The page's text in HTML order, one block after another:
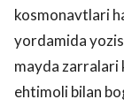
kosmonavtlari
yordamida
mayda
ehtimoli bilan